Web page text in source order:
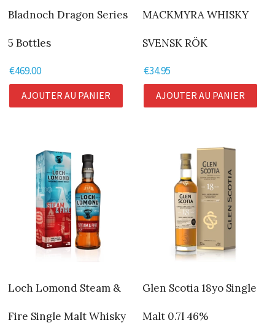
Bladnoch Dragon Series
5 Bottles
€469.00
AJOUTER AU PANIER
MACKMYRA WHISKY
SVENSK RÖK
€34.95
AJOUTER AU PANIER
Loch Lomond Steam &
Fire Single Malt Whisky
Glen Scotia 18yo Single
Malt 0.7l 46%